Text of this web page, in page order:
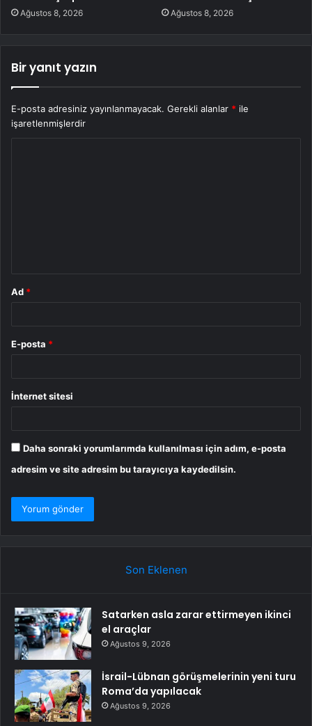
Ağustos 8, 2026 Ağustos 8, 2026
Bir yanıt yazın
E-posta adresiniz yayınlanmayacak. Gerekli alanlar * ile
işaretlenmişlerdir
Ad *
E-posta *
İnternet sitesi
Daha sonraki yorumlarımda kullanılması için adım, e-posta
adresim ve site adresim bu tarayıcıya kaydedilsin.
Son Eklenen
Satarken asla zarar ettirmeyen ikinci
el araçlar
Ağustos 9, 2026
İsrail-Lübnan görüşmelerinin yeni turu
Roma’da yapılacak
Ağustos 9, 2026